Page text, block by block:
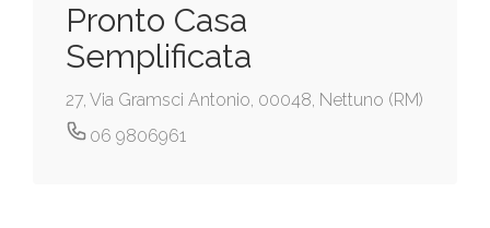
Pronto Casa
Semplificata
27, Via Gramsci Antonio, 00048, Nettuno (RM)
06 9806961